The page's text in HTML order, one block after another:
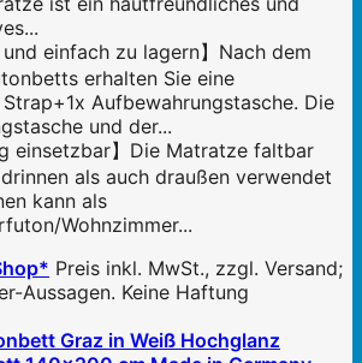
und einfach zu lagern】Nach dem
erhalten Sie eine
Aufbewahrungstasche. Die
und der...
einsetzbar】Die Matratze faltbar
als auch draußen verwendet
kann als
Wohnzimmer...
Preis inkl. MwSt., zzgl. Versand;
Aussagen. Keine Haftung